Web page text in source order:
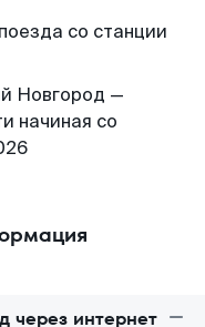
со станции
Новгород —
начиная со
через интернет